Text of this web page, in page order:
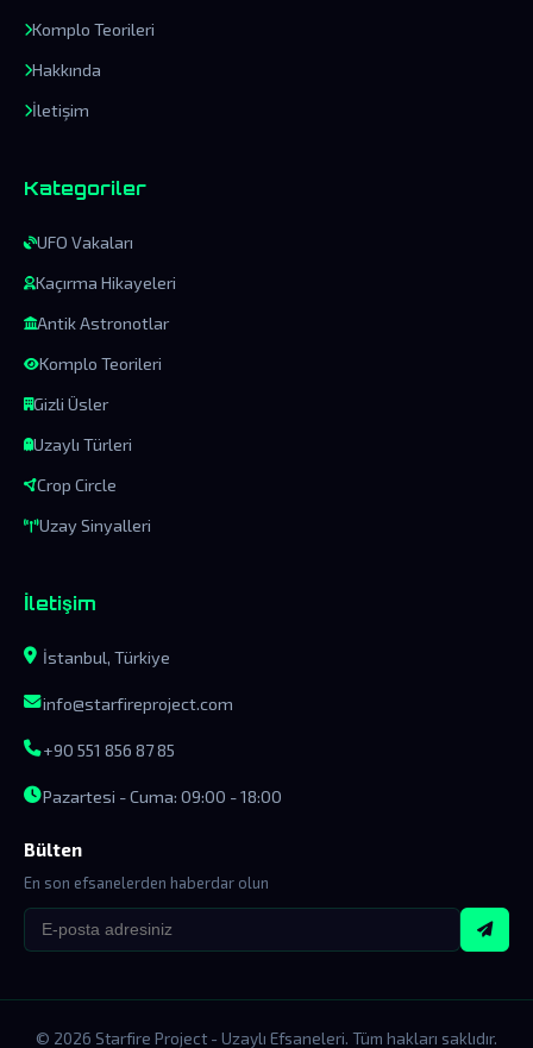
Komplo Teorileri
Hakkında
İletişim
Kategoriler
UFO Vakaları
Kaçırma Hikayeleri
Antik Astronotlar
Komplo Teorileri
Gizli Üsler
Uzaylı Türleri
Crop Circle
Uzay Sinyalleri
İletişim
İstanbul, Türkiye
info@starfireproject.com
+90 551 856 87 85
Pazartesi - Cuma: 09:00 - 18:00
Bülten
En son efsanelerden haberdar olun
© 2026 Starfire Project - Uzaylı Efsaneleri. Tüm hakları saklıdır.